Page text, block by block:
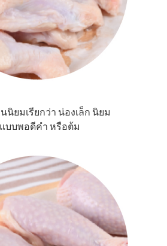
นิยมเรียกว่า น่องเล็ก นิยม
บบพอดีคำ หรือต้ม